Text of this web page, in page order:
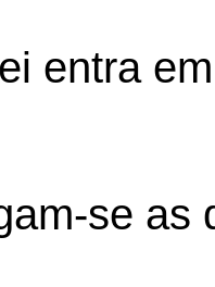
entra
se as